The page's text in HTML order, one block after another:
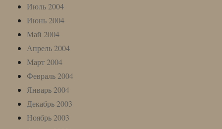
Июль 2004
Июнь 2004
Май 2004
Апрель 2004
Март 2004
Февраль 2004
Январь 2004
Декабрь 2003
Ноябрь 2003